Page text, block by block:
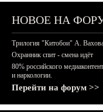
НОВОЕ НА
Трилогия "Китобои" А.
Охранник спит - смена идёт
80% российского
и наркологии.
Перейти на форум >>